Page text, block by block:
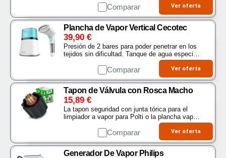
mayor deslizamiento Orificios concentrados por
Comparar Ver oferta
Plancha de Vapor Vertical Cecotec
39,90 €
Presión de 2 bares para poder penetrar en los
tejidos sin dificultad. Tanque de agua especial
para realizar varios llenados sin moverte del
sitio gracias a su novedoso llenado…
Comparar Ver oferta
Tapon de Válvula con Rosca Macho
15,89 €
La tapon seguridad con junta tórica para el
limpiador a vapor para Polti o la plancha vapor
garantiza el control del vapor y la seguridad de
uso. Característica Rosca macho 38. Presión…
Comparar Ver oferta
Generador De Vapor Philips